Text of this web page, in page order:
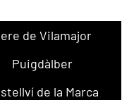
de Vilamajor
Puigdàlber
de la Marca